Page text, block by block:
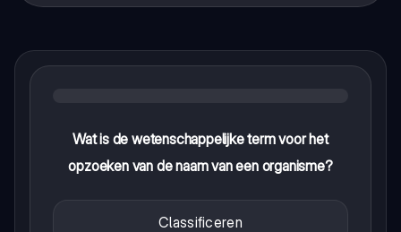
Wat is de wetenschappelijke term voor het
opzoeken van de naam van een organisme?
Classificeren